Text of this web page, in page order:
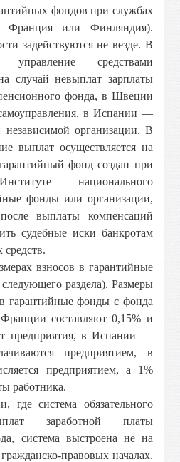
фондов при службах
Франция или Финляндия).
задействуются не везде. В
средствами
случай невыплат зарплаты
фонда, в Швеции
в Испании —
независимой организации. В
выплат осуществляется на
фонд создан при
национального
фонды или организации,
выплаты компенсаций
судебные иски банкротам
взносов в гарантийные
раздела). Размеры
гарантийные фонды с фонда
составляют 0,15% и
предприятия, в Испании —
предприятием, в
предприятием, а 1%
работника.
система обязательного
заработной платы
система выстроена не на
правовых началах.